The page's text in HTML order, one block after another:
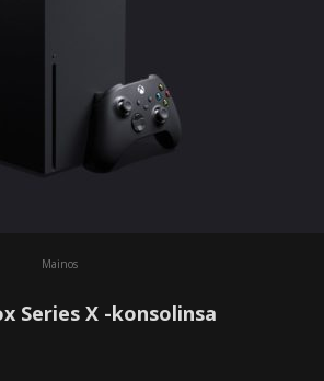
Mainos
Series X -konsolinsa